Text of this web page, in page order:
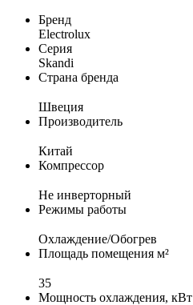
Бренд
Electrolux
Серия
Skandi
Страна бренда
Швеция
Производитель
Китай
Компрессор
Не инверторный
Режимы работы
Охлаждение/Обогрев
Площадь помещения м²
35
Мощность охлаждения, кВт